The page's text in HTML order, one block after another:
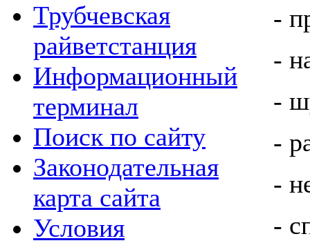
Трубчевская
райветстанция
Информационный
терминал
Поиск по сайту
Законодательная
карта сайта
Условия
-
-
-
-
-
-